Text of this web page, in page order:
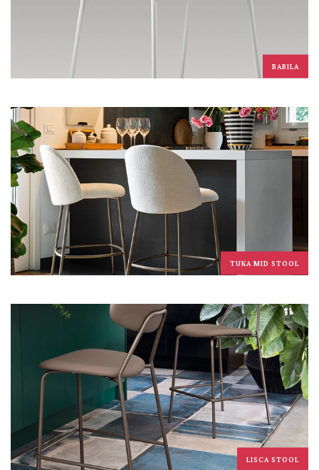
BABILA
TUKA MID STOOL
LISCA STOOL